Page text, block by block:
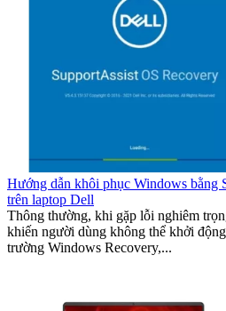
Hướng dẫn khôi phục Windows bằng
trên laptop Dell
Thông thường, khi gặp lỗi nghiêm
khiến người dùng không thể khởi
trường Windows Recovery,...